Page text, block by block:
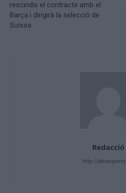
rescindix el contracte amb el
Barça i dirigirà la selecció de
Suïssa
Redacció
http://